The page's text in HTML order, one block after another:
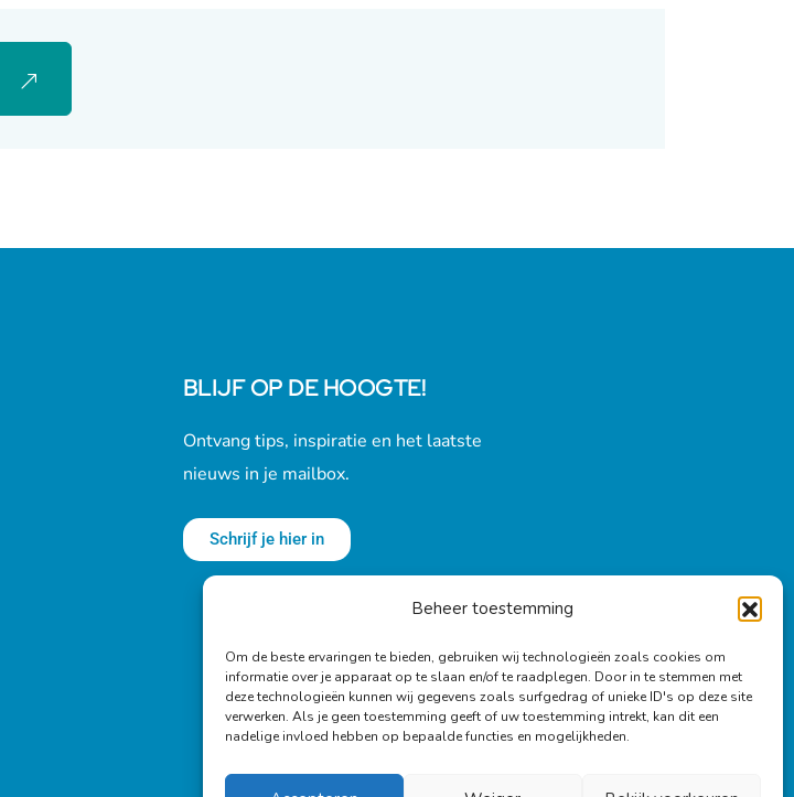
Beheer toestemming
Om de beste ervaringen te bieden, gebruiken wij technologieën zoals cookies om
informatie over je apparaat op te slaan en/of te raadplegen. Door in te stemmen met
deze technologieën kunnen wij gegevens zoals surfgedrag of unieke ID's op deze site
verwerken. Als je geen toestemming geeft of uw toestemming intrekt, kan dit een
nadelige invloed hebben op bepaalde functies en mogelijkheden.
BLIJF OP DE HOOGTE!
Ontvang tips, inspiratie en het laatste
nieuws in je mailbox.
Schrijf je hier in